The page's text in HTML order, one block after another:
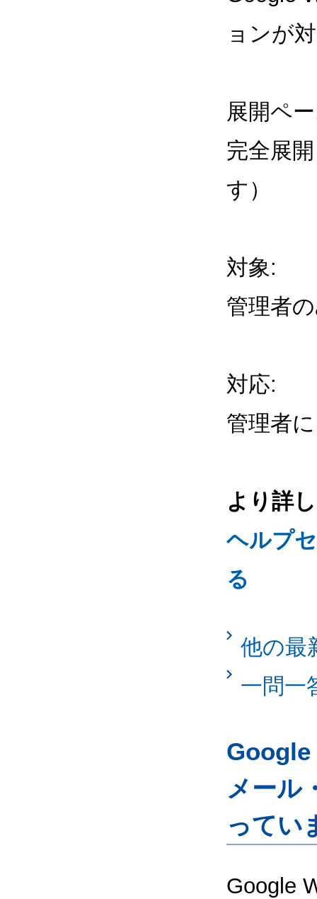
ョンが
展開ペ
完全展
す）
対象:
管理者
対応:
管理者
より詳
ヘルプ
る
他の最
一問一
Google
メール
ってい
Google